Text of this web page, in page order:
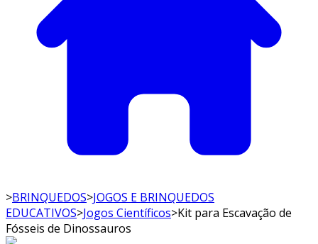
>BRINQUEDOS>JOGOS E BRINQUEDOS
EDUCATIVOS>Jogos Científicos>Kit para Escavação de
Fósseis de Dinossauros